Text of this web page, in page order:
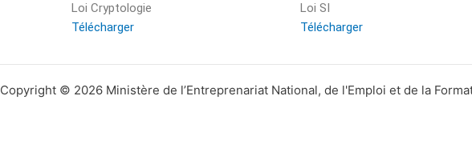
Loi Cryptologie
Télécharger
Loi SI
Télécharger
Copyright © 2026 Ministère de l’Entreprenariat National, de l'Emploi et de la